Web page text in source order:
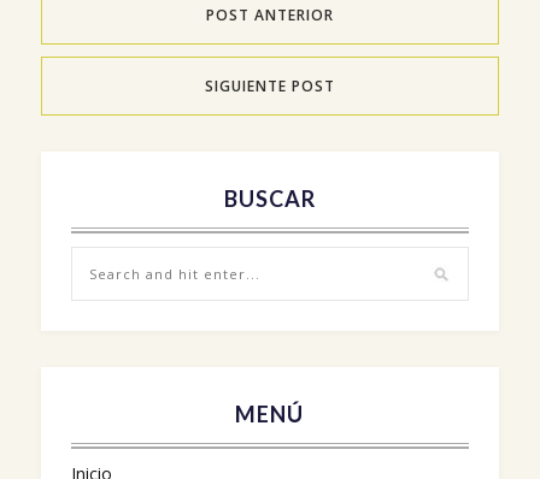
POST ANTERIOR
SIGUIENTE POST
BUSCAR
MENÚ
Inicio